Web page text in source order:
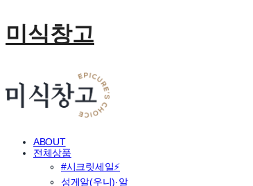
미식창고
ABOUT
전체상품
#시크릿세일⚡
성게알(우니)·알